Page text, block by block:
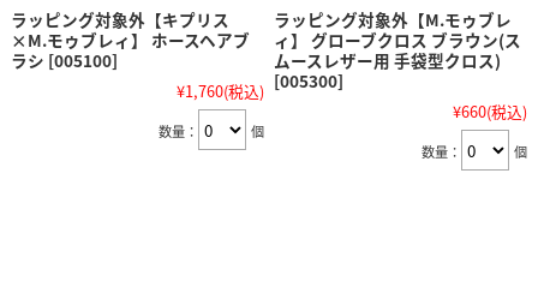
ラッピング対象外【キプリス
×M.モゥブレィ】 ホースヘアブ
ラシ [005100]
¥1,760(税込)
数量： 個
ラッピング対象外【M.モゥブレ
ィ】 グローブクロス ブラウン(ス
ムースレザー用 手袋型クロス)
[005300]
¥660(税込)
数量： 個